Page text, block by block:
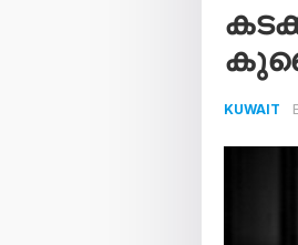
KUWAIT